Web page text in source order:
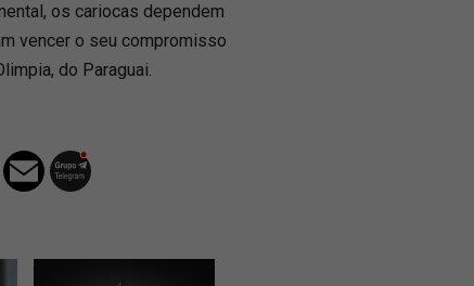
os cariocas dependem
vencer o seu compromisso
do Paraguai.